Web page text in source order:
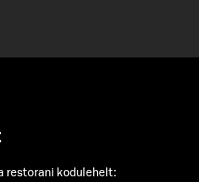
restorani kodulehelt: